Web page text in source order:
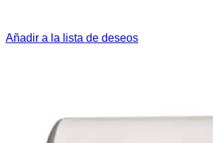
Añadir a la lista de deseos